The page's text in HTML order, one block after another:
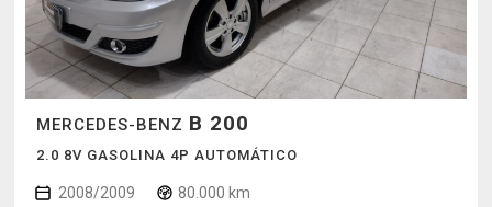
MERCEDES-BENZ B 200
2.0 8V GASOLINA 4P AUTOMÁTICO
2008/2009 80.000 km